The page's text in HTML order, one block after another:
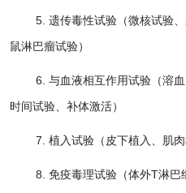
5. 遗传毒性试验（微核试验
鼠淋巴瘤试验）
6. 与血液相互作用试验（溶
时间试验、补体激活）
7. 植入试验（皮下植入、肌
8. 免疫毒理试验（体外T淋巴